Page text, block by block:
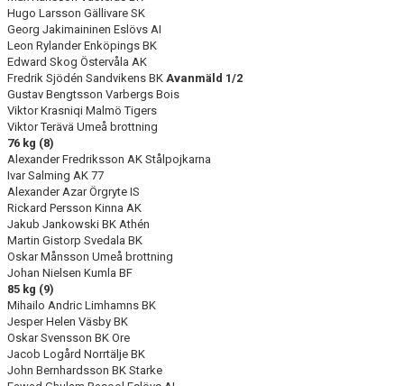
Hugo Larsson Gällivare SK
Georg Jakimaininen Eslövs AI
Leon Rylander Enköpings BK
Edward Skog Östervåla AK
Fredrik Sjödén Sandvikens BK Avanmäld 1/2
Gustav Bengtsson Varbergs Bois
Viktor Krasniqi Malmö Tigers
Viktor Terävä Umeå brottning
76 kg (8)
Alexander Fredriksson AK Stålpojkarna
Ivar Salming AK 77
Alexander Azar Örgryte IS
Rickard Persson Kinna AK
Jakub Jankowski BK Athén
Martin Gistorp Svedala BK
Oskar Månsson Umeå brottning
Johan Nielsen Kumla BF
85 kg (9)
Mihailo Andric Limhamns BK
Jesper Helen Väsby BK
Oskar Svensson BK Ore
Jacob Logård Norrtälje BK
John Bernhardsson BK Starke